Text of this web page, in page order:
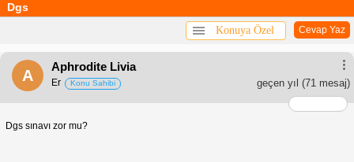
Dgs
Cevap Yaz
Konuya Özel
A
Aphrodite Livia
geçen yıl (71 mesaj)
Er Konu Sahibi
Dgs sınavı zor mu?